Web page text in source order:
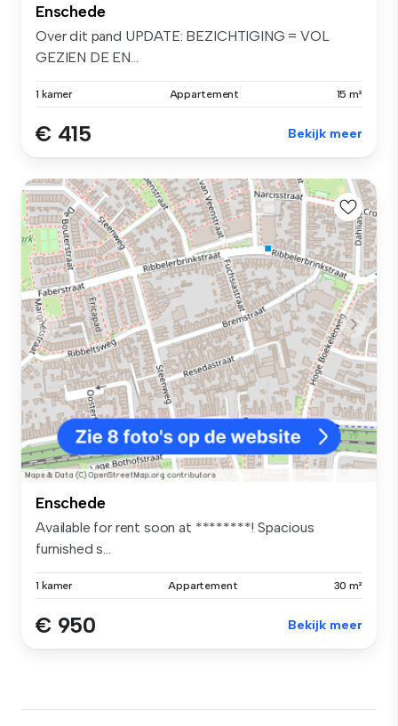
Enschede
Over dit pand UPDATE: BEZICHTIGING = VOL
GEZIEN DE EN...
1 kamer Appartement 15 m²
€ 415 Bekijk meer
Enschede
Available for rent soon at ********! Spacious
furnished s...
1 kamer Appartement 30 m²
€ 950 Bekijk meer